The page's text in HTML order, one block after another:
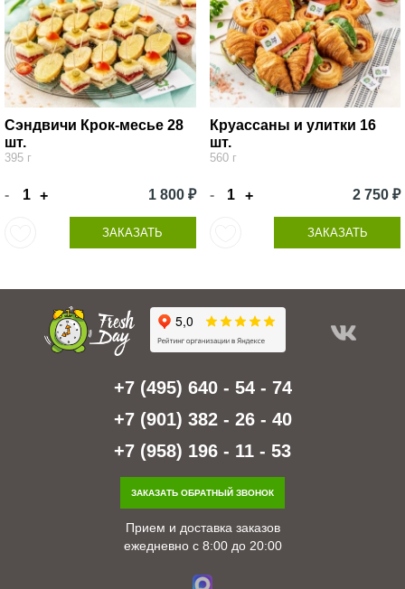
Сэндвичи Крок-месье 28
шт.
395 г
- + 1 800 ₽
ЗАКАЗАТЬ
Круассаны и улитки 16
шт.
560 г
- + 2 750 ₽
ЗАКАЗАТЬ
+7 (495) 640 - 54 - 74
+7 (901) 382 - 26 - 40
+7 (958) 196 - 11 - 53
ЗАКАЗАТЬ ОБРАТНЫЙ ЗВОНОК
Прием и доставка заказов
ежедневно с 8:00 до 20:00